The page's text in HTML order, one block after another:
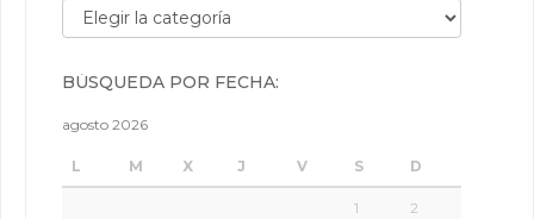
Búsqueda por categorías:
BÚSQUEDA POR FECHA:
agosto 2026
L M X J V S D
1 2